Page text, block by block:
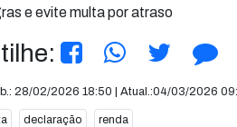
e evite multa por atraso
28/02/2026 18:50 | Atual.:04/03/2026
declaração renda